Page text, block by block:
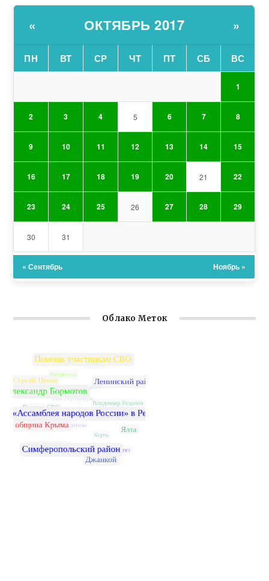
« ОКТЯБРЬ 2017 »
ПН ВТ СР ЧТ ПТ СБ ВС
1
2 3 4 5 6 7 8
9 10 11 12 13 14 15
16 17 18 19 20 21 22
23 24 25 26 27 28 29
30 31
« Сентябрь Ноябрь »
Облако Меток